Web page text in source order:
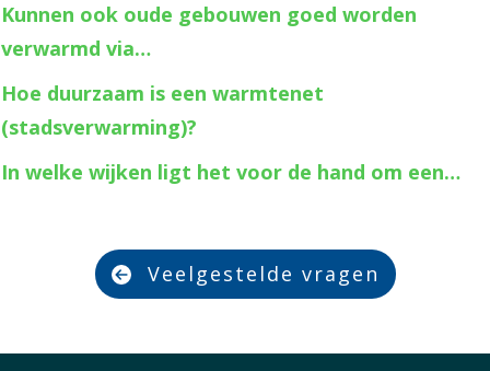
Kunnen ook oude gebouwen goed worden
verwarmd via…
Hoe duurzaam is een warmtenet
(stadsverwarming)?
In welke wijken ligt het voor de hand om een…
Veelgestelde vragen